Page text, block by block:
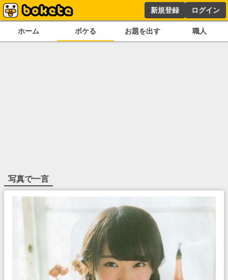
新規登録 ログイン
ホーム ボケる お題を出す 職人
写真で一言